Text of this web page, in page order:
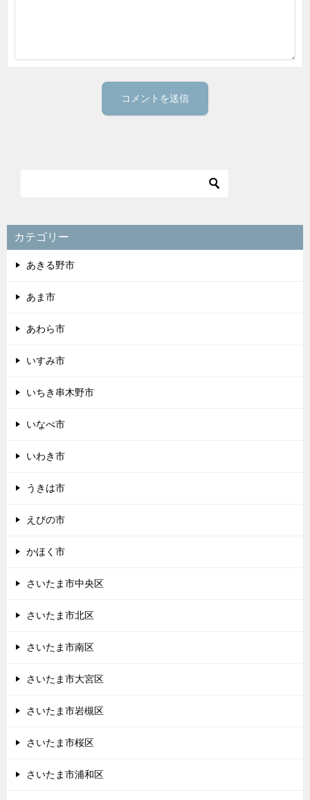
カテゴリー
あきる野市
あま市
あわら市
いすみ市
いちき串木野市
いなべ市
いわき市
うきは市
えびの市
かほく市
さいたま市中央区
さいたま市北区
さいたま市南区
さいたま市大宮区
さいたま市岩槻区
さいたま市桜区
さいたま市浦和区